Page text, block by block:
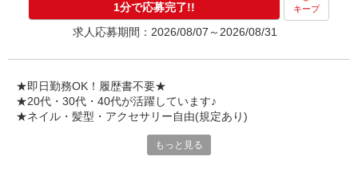
店長（関東 入社4年目26歳） 462万円/月給252,0
00円+各種手当
入社祝い金10万円支給(規定有)
お友達を紹介頂くと,
インセンティブ支給(規定有)
★月2回払い・週払い可能（規程有）★
゜・。○。・゜+゜・。○。・゜+゜
1分で応募完了!! キープ
求人応募期間：2026/08/07～2026/08/31
★即日勤務OK！履歴書不要★
★20代・30代・40代が活躍しています♪
★ネイル・髪型・アクセサリー自由(規定あり)
シエロのスタッフは9割が未経験スタート。
もっと見る